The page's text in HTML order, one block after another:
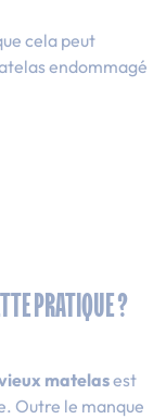
cela peut
endommagé
PRATIQUE ?
matelasest
Outre le manque